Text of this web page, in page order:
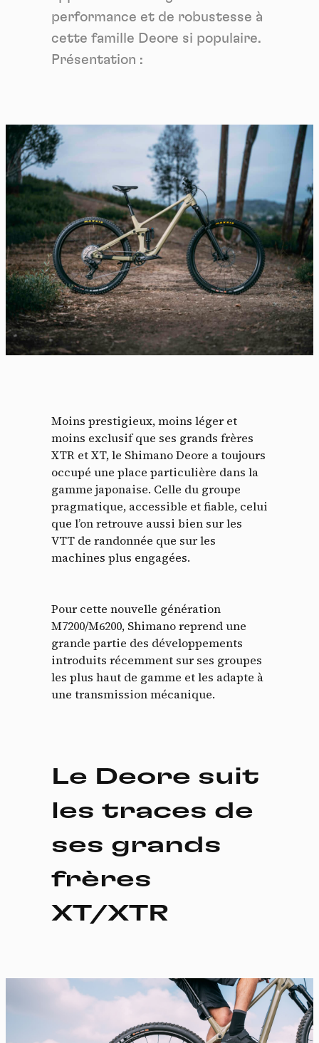
performance et de robustesse à
cette famille Deore si populaire.
Présentation :
Moins prestigieux, moins léger et
moins exclusif que ses grands frères
XTR et XT, le Shimano Deore a toujours
occupé une place particulière dans la
gamme japonaise. Celle du groupe
pragmatique, accessible et fiable, celui
que l’on retrouve aussi bien sur les
VTT de randonnée que sur les
machines plus engagées.
Pour cette nouvelle génération
M7200/M6200, Shimano reprend une
grande partie des développements
introduits récemment sur ses groupes
les plus haut de gamme et les adapte à
une transmission mécanique.
Le Deore suit
les traces de
ses grands
frères
XT/XTR